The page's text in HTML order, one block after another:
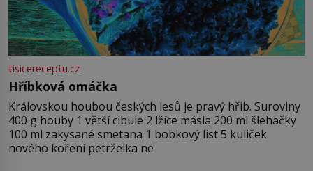
tisicereceptu.cz
Hříbková omáčka
Královskou houbou českých lesů je pravý hřib. Suroviny
400 g houby 1 větší cibule 2 lžíce másla 200 ml šlehačky
100 ml zakysané smetana 1 bobkový list 5 kuliček
nového koření petrželka ne